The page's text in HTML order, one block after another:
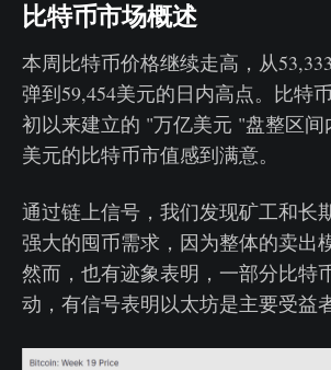
比特币市场概述
本周比特币价格继续走高，从
弹到59,454美元的日内高点。比特
初以来建立的 "万亿美元 "盘整区
美元的比特币市值感到满意。
通过链上信号，我们发现矿工和长
强大的囤币需求，因为整体的卖出
然而，也有迹象表明，一部分比特
动，有信号表明以太坊是主要受益者